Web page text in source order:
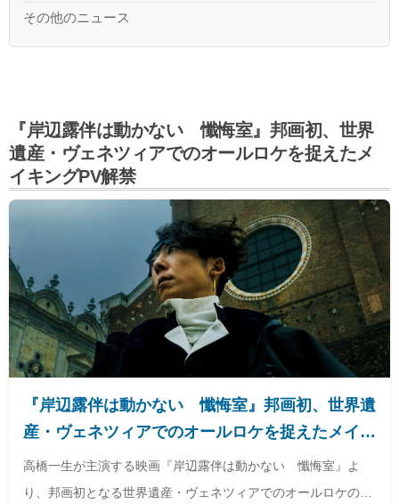
その他のニュース
『岸辺露伴は動かない 懺悔室』邦画初、世界
遺産・ヴェネツィアでのオールロケを捉えたメ
イキングPV解禁
『岸辺露伴は動かない 懺悔室』邦画初、世界遺
産・ヴェネツィアでのオールロケを捉えたメイキ
ングPV解禁
高橋一生が主演する映画『岸辺露伴は動かない 懺悔室』よ
り、邦画初となる世界遺産・ヴェネツィアでのオールロケの様